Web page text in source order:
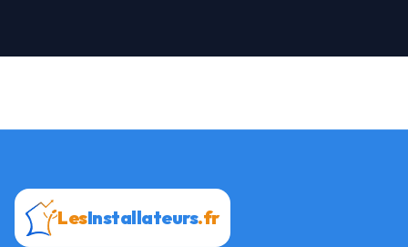
LesInstallateurs.fr